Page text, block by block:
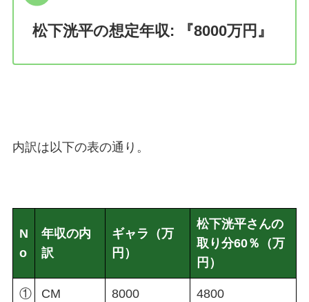
松下洸平の想定年収: 『8000万円』
内訳は以下の表の通り。
N
o
年収の内
訳
ギャラ（万
円）
松下洸平さんの
取り分60％（万
円）
① CM 8000 4800